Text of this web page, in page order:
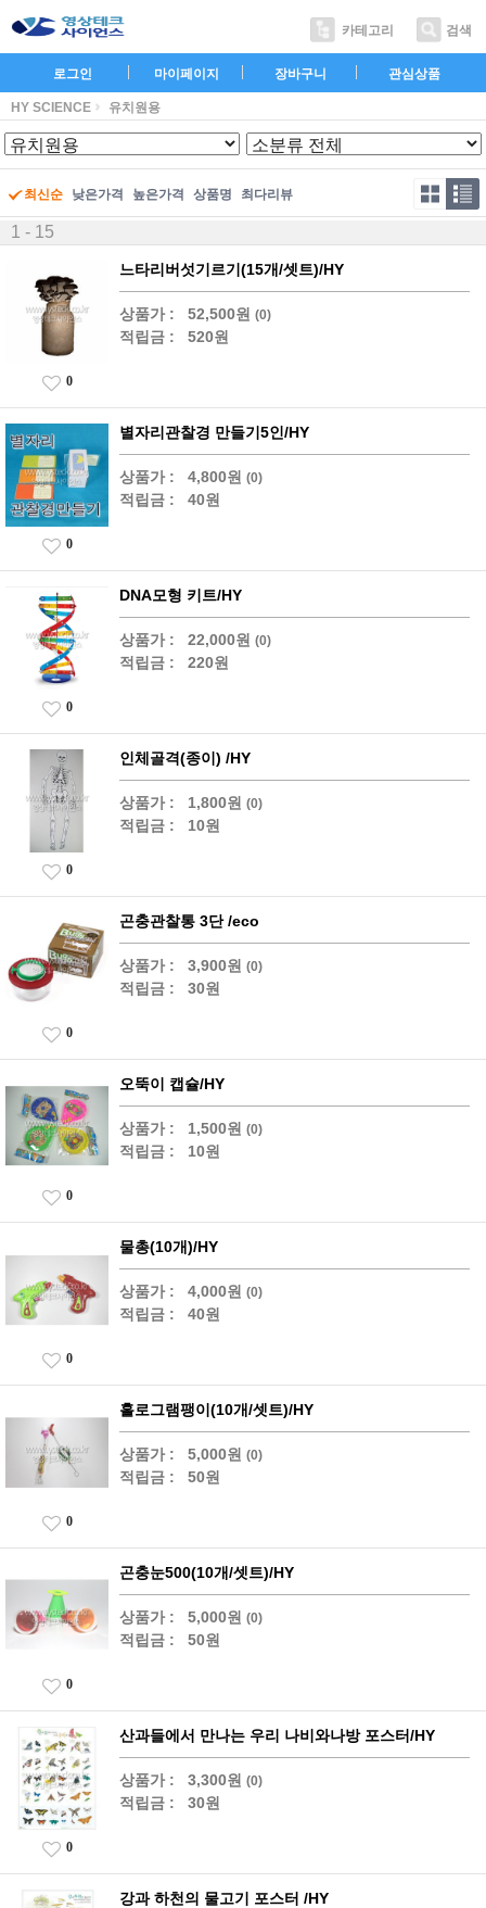
카테고리 검색
로그인 마이페이지 장바구니 관심상품
HY SCIENCE 유치원용
최신순 낮은가격 높은가격 상품명 최다리뷰
1 - 15
느타리버섯기르기(15개/셋트)/HY
상품가 : 52,500원 (0)
적립금 : 520원
0
별자리관찰경 만들기5인/HY
상품가 : 4,800원 (0)
적립금 : 40원
0
DNA모형 키트/HY
상품가 : 22,000원 (0)
적립금 : 220원
0
인체골격(종이) /HY
상품가 : 1,800원 (0)
적립금 : 10원
0
곤충관찰통 3단 /eco
상품가 : 3,900원 (0)
적립금 : 30원
0
오뚝이 캡슐/HY
상품가 : 1,500원 (0)
적립금 : 10원
0
물총(10개)/HY
상품가 : 4,000원 (0)
적립금 : 40원
0
홀로그램팽이(10개/셋트)/HY
상품가 : 5,000원 (0)
적립금 : 50원
0
곤충눈500(10개/셋트)/HY
상품가 : 5,000원 (0)
적립금 : 50원
0
산과들에서 만나는 우리 나비와나방 포스터/HY
상품가 : 3,300원 (0)
적립금 : 30원
0
강과 하천의 물고기 포스터 /HY